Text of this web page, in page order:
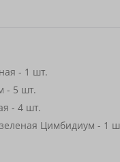
- 1 шт.
- 5 шт.
- 4 шт.
Цимбидиум - 1